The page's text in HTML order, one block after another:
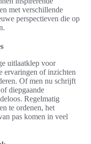
met verschillende
perspectieven die op
uitlaatklep voor
ervaringen of inzichten
Of men nu schrijft
diepgaande
Regelmatig
te ordenen, het
pas komen in veel